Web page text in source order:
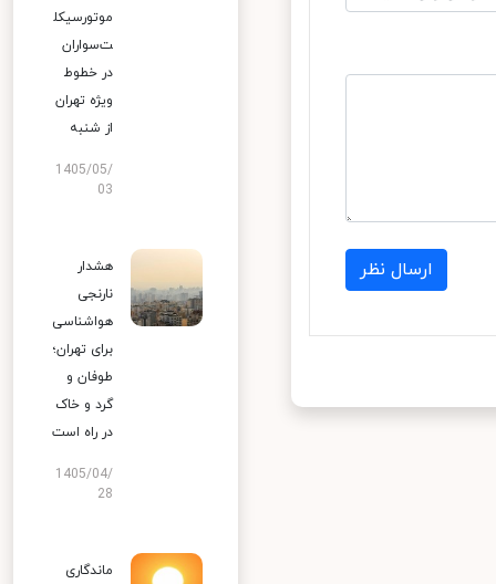
ارسال نظر
موتورسیکل
ت‌سواران
در خطوط
ویژه تهران
از شنبه
1405/05/
03
هشدار
نارنجی
هواشناسی
برای تهران؛
طوفان و
گرد و خاک
در راه است
1405/04/
28
ماندگاری